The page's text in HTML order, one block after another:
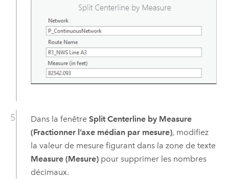
Dans la fenêtre Split Centerline by Measure
(Fractionner l’axe médian par mesure), modifiez
la valeur de mesure figurant dans la zone de texte
Measure (Mesure)pour supprimer les nombres
décimaux.